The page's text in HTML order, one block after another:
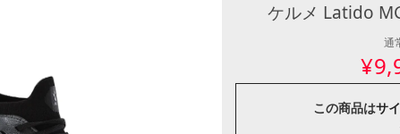
ケルメ Latido
通
¥
この商品はサ